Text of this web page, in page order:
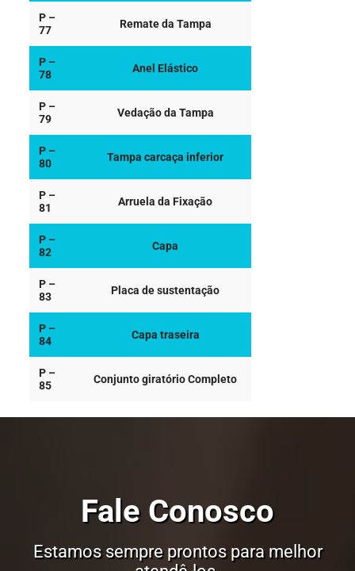
P –
77
Remate da Tampa
P –
78
Anel Elástico
P –
79
Vedação da Tampa
P –
80
Tampa carcaça inferior
P –
81
Arruela da Fixação
P –
82
Capa
P –
83
Placa de sustentação
P –
84
Capa traseira
P –
85
Conjunto giratório Completo
Fale Conosco
Estamos sempre prontos para melhor